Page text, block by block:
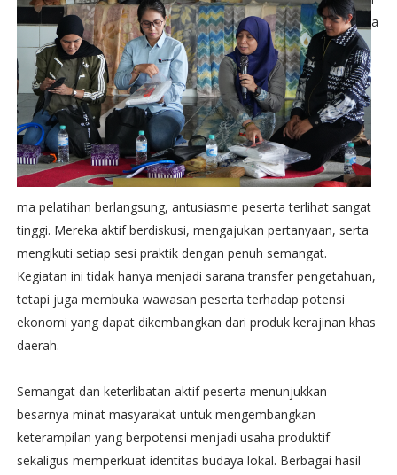
a
ma pelatihan berlangsung, antusiasme peserta terlihat sangat
tinggi. Mereka aktif berdiskusi, mengajukan pertanyaan, serta
mengikuti setiap sesi praktik dengan penuh semangat.
Kegiatan ini tidak hanya menjadi sarana transfer pengetahuan,
tetapi juga membuka wawasan peserta terhadap potensi
ekonomi yang dapat dikembangkan dari produk kerajinan khas
daerah.
Semangat dan keterlibatan aktif peserta menunjukkan
besarnya minat masyarakat untuk mengembangkan
keterampilan yang berpotensi menjadi usaha produktif
sekaligus memperkuat identitas budaya lokal. Berbagai hasil